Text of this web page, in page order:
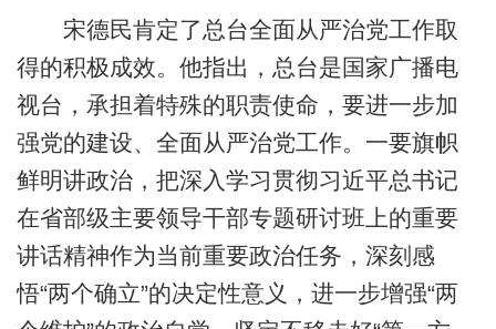
宋德民肯定了总台全面从严治党工作取
得的积极成效。他指出，总台是国家广播电
视台，承担着特殊的职责使命，要进一步加
强党的建设、全面从严治党工作。一要旗帜
鲜明讲政治，把深入学习贯彻习近平总书记
在省部级主要领导干部专题研讨班上的重要
讲话精神作为当前重要政治任务，深刻感
悟“两个确立”的决定性意义，进一步增强“两